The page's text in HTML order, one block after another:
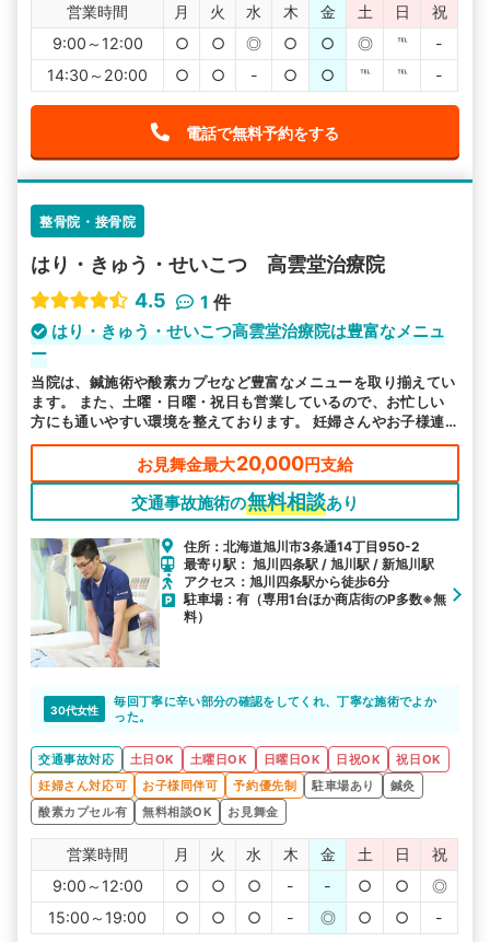
営業時間 月 火 水 木 金 土 日
祝
9:00～12:00
○ ○ ◎ ○ ○ ◎ ℡
-
14:30～20:00
○ ○ - ○ ○ ℡ ℡ -
電話で無料予約をする
整骨院・接骨院
はり・きゅう・せいこつ 高雲堂治療院
4.5
1 件
はり・きゅう・せいこつ高雲堂治療院は豊富なメニュ
ー
当院は、鍼施術や酸素カプセなど豊富なメニューを取り揃えてい
ます。 また、土曜・日曜・祝日も営業しているので、お忙しい
方にも通いやすい環境を整えております。 妊婦さんやお子様連
れの方もお越し頂けますので、お気軽にお越しください。
お見舞金最大20,000円支給
交通事故施術の無料相談あり
住所：北海道旭川市3条通14丁目950-2
最寄り駅： 旭川四条駅 / 旭川駅 / 新旭川駅
アクセス：旭川四条駅から徒歩6分
駐車場：有（専用1台ほか商店街のP多数※無
料）
30代女性
毎回丁寧に辛い部分の確認をしてくれ、丁寧な施術でよか
った。
交通事故対応 土日OK 土曜日OK 日曜日OK 日祝OK
祝日OK
妊婦さん対応可
お子様同伴可 予約優先制 駐車場あり
鍼灸
酸素カプセル有
無料相談OK お見舞金
営業時間 月 火 水 木 金 土 日
祝
9:00～12:00
○ ○ ○ - - ○ ○
◎
15:00～19:00
○ ○ ○ - ◎ ○ ○ -